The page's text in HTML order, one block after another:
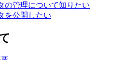
の管理について知りたい
を公開したい